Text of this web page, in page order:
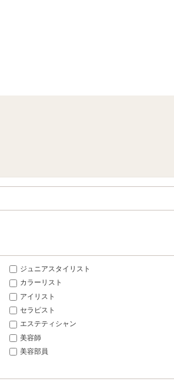
ジュニアスタイリスト
カラーリスト
アイリスト
セラピスト
エステティシャン
美容師
美容部員